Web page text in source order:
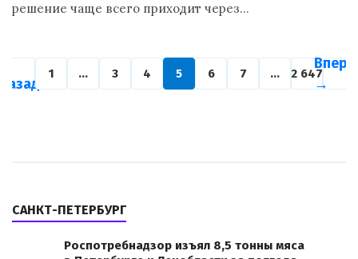
решение чаще всего приходит через…
1 … 3 4 5 6 7 … 2 647
→
САНКТ-ПЕТЕРБУРГ
Роспотребнадзор изъял 8,5 тонны мяса